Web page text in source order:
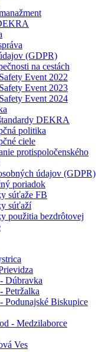
(GDPR)
na cestách
Event 2022
Event 2023
Event 2024
DEKRA
politika
ciele
protispoločenského
údajov (GDPR)
poriadok
súťaže FB
súťaží
použitia bezdrôtovej
Dúbravka
Petržalka
Podunajské Biskupice
- Medzilaborce
Ves